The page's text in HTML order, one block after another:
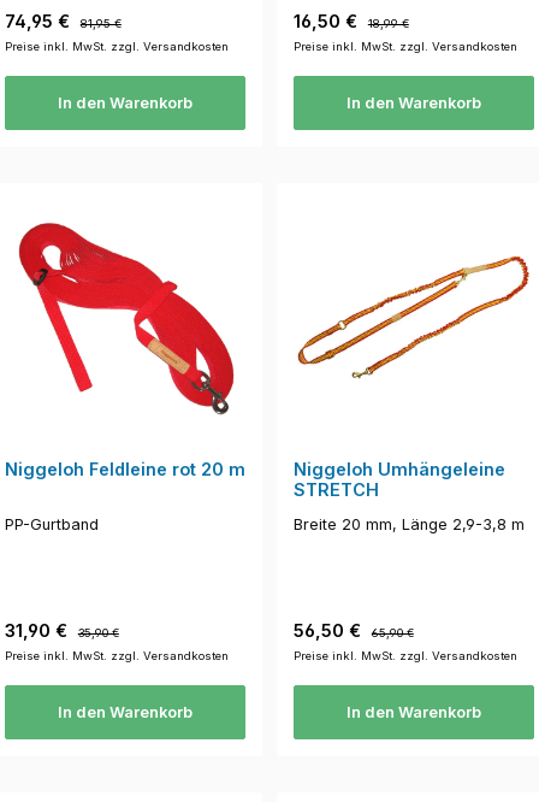
Verkaufspreis:
74,95 € Regulärer Preis:
81,95 €
Preise inkl. MwSt. zzgl. Versandkosten
In den Warenkorb
Verkaufspreis:
16,50 € Regulärer Preis:
18,99 €
Preise inkl. MwSt. zzgl. Versandkosten
In den Warenkorb
Niggeloh Feldleine rot 20 m
PP-Gurtband
Verkaufspreis:
31,90 € Regulärer Preis:
35,90 €
Preise inkl. MwSt. zzgl. Versandkosten
In den Warenkorb
Niggeloh Umhängeleine
STRETCH
Breite 20 mm, Länge 2,9-3,8 m
Verkaufspreis:
56,50 € Regulärer Preis:
65,90 €
Preise inkl. MwSt. zzgl. Versandkosten
In den Warenkorb